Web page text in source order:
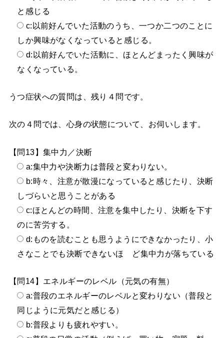
と感じる
c:以前好んでいた活動のうち、一つか二つのことに
しか興味がなくなっていると感じる。
d:以前好んでいた活動に、ほとんどまったく興味が
なくなっている。
うつ症状への質問は、残り４問です。
次の４問では、心身の状態について、お伺いします。
【問13】集中力／決断
a:集中力や決断力は普段と変わりない。
b:時々、注意が散漫になっていると感じたり、決断
しづらいと思うことがある
c:ほとんどの時間、注意を集中したり、決断を下す
のに苦労する。
d:ものを読むことも思うようにできなかったり、小
さなことでも決断できないほ ど集中力が落ちている
【問14】エネルギーのレベル（元気の有無）
a:普段のエネルギーのレベルと変わりない（普段と
同じように元気だと感じる）
b:普段よりも疲れやすい。